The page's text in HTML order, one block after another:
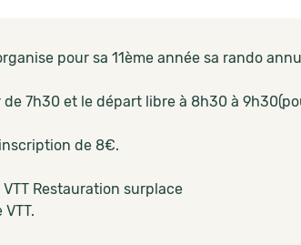
pour sa 11ème année sa rando
7h30 et le départ libre à 8h30 à
de 8€.
Restauration surplace